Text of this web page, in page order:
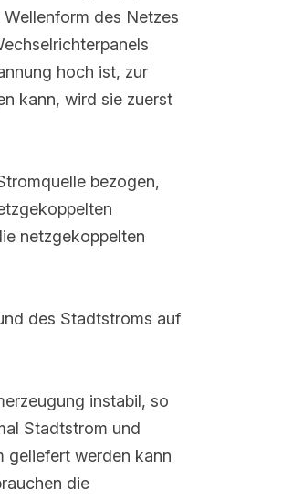
höher
ist, zur
wird sie zuerst
Wechselrichter
Wechselrichter zuerst
und
werden kann Zur
die Stromverbraucher
von den